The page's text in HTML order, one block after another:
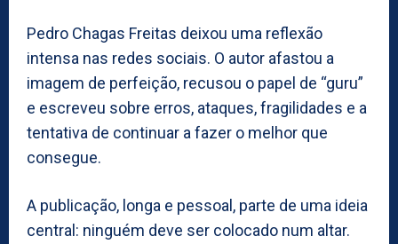
Pedro Chagas Freitas deixou uma reflexão
intensa nas redes sociais. O autor afastou a
imagem de perfeição, recusou o papel de “guru”
e escreveu sobre erros, ataques, fragilidades e a
tentativa de continuar a fazer o melhor que
consegue.
A publicação, longa e pessoal, parte de uma ideia
central: ninguém deve ser colocado num altar.